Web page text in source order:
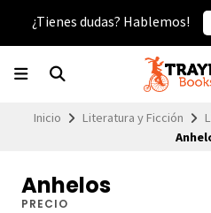
¿Tienes dudas? Hablemos!
Inicio Literatura y Ficción
Anhelos
PRECIO